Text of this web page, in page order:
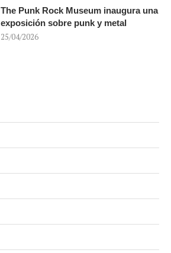
The Punk Rock Museum inaugura una
exposición sobre punk y metal
25/04/2026